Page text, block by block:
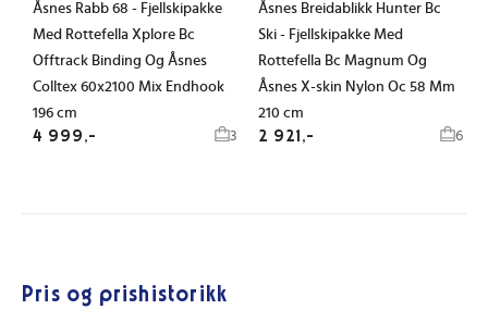
Åsnes Rabb 68 - Fjellskipakke
Med Rottefella Xplore Bc
Offtrack Binding Og Åsnes
Colltex 60x2100 Mix Endhook
196 cm
4 999,- 3
Åsnes Breidablikk Hunter Bc
Ski - Fjellskipakke Med
Rottefella Bc Magnum Og
Åsnes X-skin Nylon Oc 58 Mm
210 cm
2 921,- 6
Pris og prishistorikk